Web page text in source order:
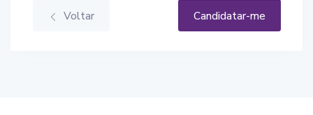
Voltar Candidatar-me